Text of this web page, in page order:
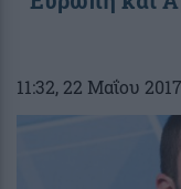
11:32, 22 Μαΐου 2017